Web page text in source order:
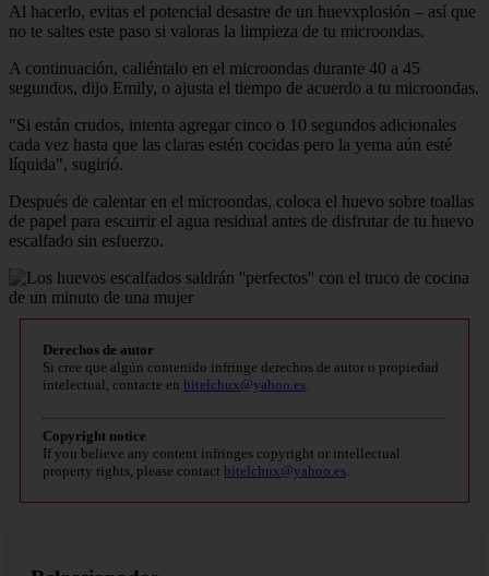
Al hacerlo, evitas el potencial desastre de un huevxplosión – así que
no te saltes este paso si valoras la limpieza de tu microondas.
A continuación, caliéntalo en el microondas durante 40 a 45
segundos, dijo Emily, o ajusta el tiempo de acuerdo a tu microondas.
"Si están crudos, intenta agregar cinco o 10 segundos adicionales
cada vez hasta que las claras estén cocidas pero la yema aún esté
líquida", sugirió.
Después de calentar en el microondas, coloca el huevo sobre toallas
de papel para escurrir el agua residual antes de disfrutar de tu huevo
escalfado sin esfuerzo.
Derechos de autor
Si cree que algún contenido infringe derechos de autor o propiedad
intelectual, contacte en bitelchux@yahoo.es
Copyright notice
If you believe any content infringes copyright or intellectual
property rights, please contact bitelchux@yahoo.es